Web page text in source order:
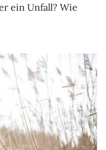
ein Unfall? Wie